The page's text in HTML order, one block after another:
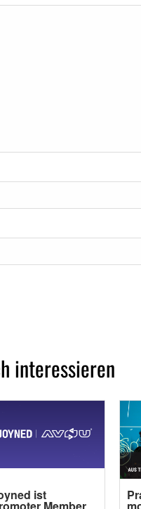
interessieren
ist
Member